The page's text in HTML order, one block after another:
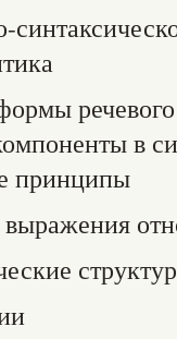
в
принципы
выражения